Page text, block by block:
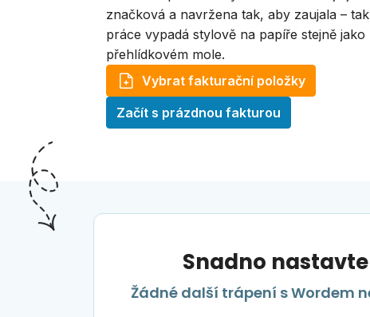
značková a navržena tak, aby zaujala –
práce vypadá stylově na papíře stejně jako
přehlídkovém mole.
Vybrat fakturační položky
Začít s prázdnou fakturou
Snadno
Žádné další trápení s Wordem